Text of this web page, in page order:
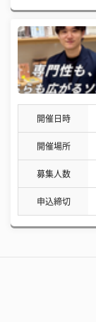
開催日時
開催場所
募集人数
申込締切